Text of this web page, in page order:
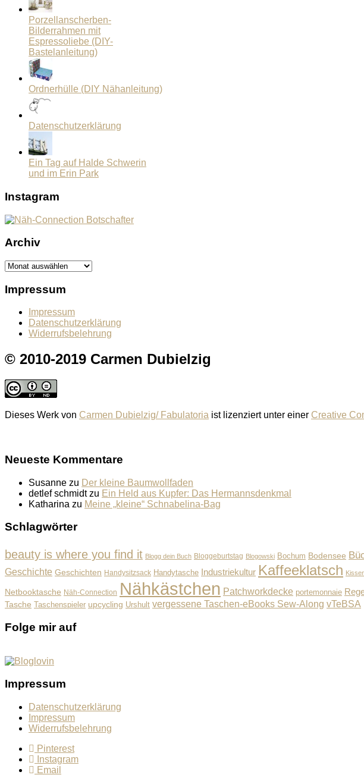
Porzellanscherben-
Bilderrahmen mit
Espressoliebe (DIY-
Bastelanleitung)
Ordnerhülle (DIY Nähanleitung)
Datenschutzerklärung
Ein Tag auf Halde Schwerin
und im Erin Park
Instagram
Archiv
Archiv
Impressum
Impressum
Datenschutzerklärung
Widerrufsbelehrung
© 2010-2019 Carmen Dubielzig
Dieses Werk von Carmen Dubielzig/ Fabulatoria ist lizenziert unter einer Creative
Neueste Kommentare
Susanne zu Der kleine Baumwollfaden
detlef schmidtzu Ein Held aus Kupfer: Das Hermannsdenkmal
Katharina zu Meine „kleine“ Schnabelina-Bag
Schlagwörter
beauty is where you find it Blogg dein Buch Bloggeburtstag Blogowski Bochum Bodensee
Geschichte Geschichten Handysitzsack Handytasche Industriekultur Kaffeeklatsch
Netbooktasche Näh-Connection Nähkästchen Patchworkdecke portemonnaie
Tasche Taschenspieler upcycling Urshult vergessene Taschen-eBooks Sew-Along vTeBSA
Folge mir auf
Impressum
Datenschutzerklärung
Impressum
Widerrufsbelehrung
Pinterest
Instagram
Email